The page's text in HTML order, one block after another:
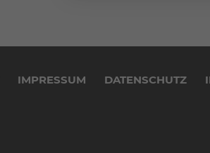
IMPRESSUM DATENSCHUTZ